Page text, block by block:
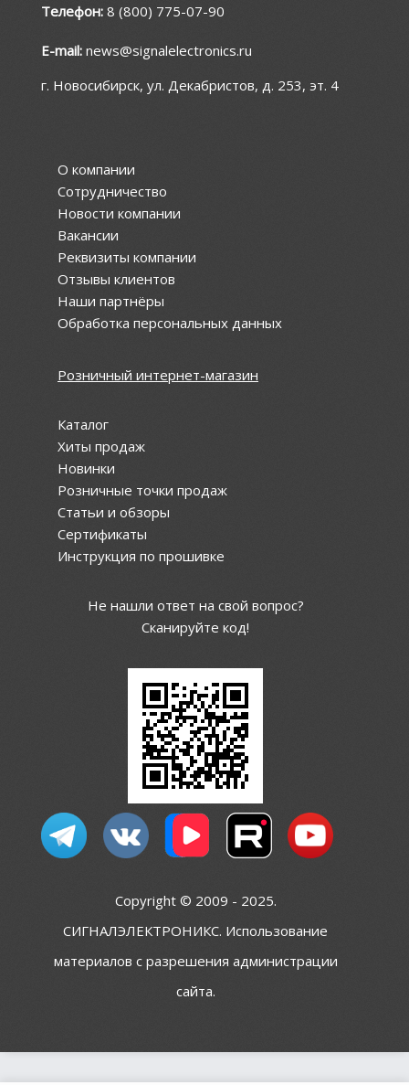
Телефон: 8 (800) 775-07-90
E-mail: news@signalelectronics.ru
г. Новосибирск, ул. Декабристов, д. 253, эт. 4
О компании
Сотрудничество
Новости компании
Вакансии
Реквизиты компании
Отзывы клиентов
Наши партнёры
Обработка персональных данных
Розничный интернет-магазин
Каталог
Хиты продаж
Новинки
Розничные точки продаж
Статьи и обзоры
Сертификаты
Инструкция по прошивке
Не нашли ответ на свой вопрос?
Сканируйте код!
Copyright © 2009 - 2025.
СИГНАЛЭЛЕКТРОНИКС. Использование
материалов с разрешения администрации
сайта.